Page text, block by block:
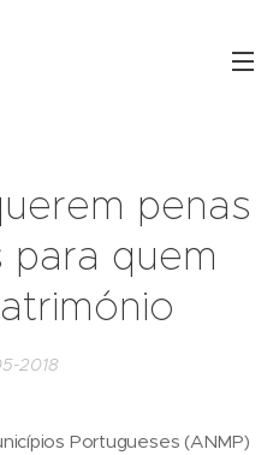
penas
para quem
2018
Portugueses (ANMP)